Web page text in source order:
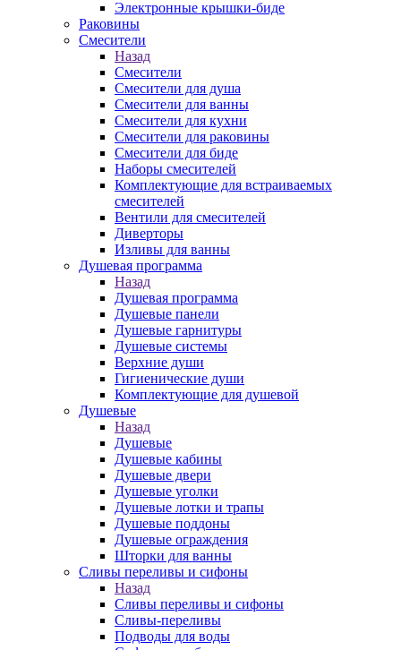
Электронные крышки-биде
Раковины
Смесители
Назад
Смесители
Смесители для душа
Смесители для ванны
Смесители для кухни
Смесители для раковины
Смесители для биде
Наборы смесителей
Комплектующие для встраиваемых
смесителей
Вентили для смесителей
Диверторы
Изливы для ванны
Душевая программа
Назад
Душевая программа
Душевые панели
Душевые гарнитуры
Душевые системы
Верхние души
Гигиенические души
Комплектующие для душевой
Душевые
Назад
Душевые
Душевые кабины
Душевые двери
Душевые уголки
Душевые лотки и трапы
Душевые поддоны
Душевые ограждения
Шторки для ванны
Сливы переливы и сифоны
Назад
Сливы переливы и сифоны
Сливы-переливы
Подводы для воды